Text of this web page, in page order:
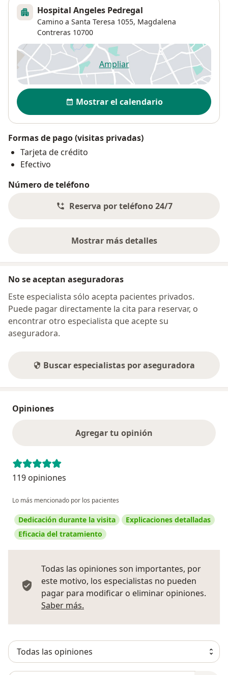
Hospital Angeles Pedregal
Camino a Santa Teresa 1055, Magdalena
Contreras 10700
Ampliarse abre en una nueva
Disponibilidad
Mostrar el calendario
Formas de pago (visitas privadas)
Tarjeta de crédito
Efectivo
Número de teléfono
Reserva por teléfono 24/7
Mostrar más detalles
sobre la dirección
No se aceptan aseguradoras
Este especialista sólo acepta pacientes privados.
Puede pagar directamente la cita para reservar, o
encontrar otro especialista que acepte su
aseguradora.
Buscar especialistas por aseguradora
Opiniones
Agregar tu opinión
119 opiniones
Lo más mencionado por los pacientes
Dedicación durante la visita
Explicaciones detalladas
Eficacia del tratamiento
Todas las opiniones son importantes, por
este motivo, los especialistas no pueden
pagar para modificar o eliminar opiniones.
Saber más.